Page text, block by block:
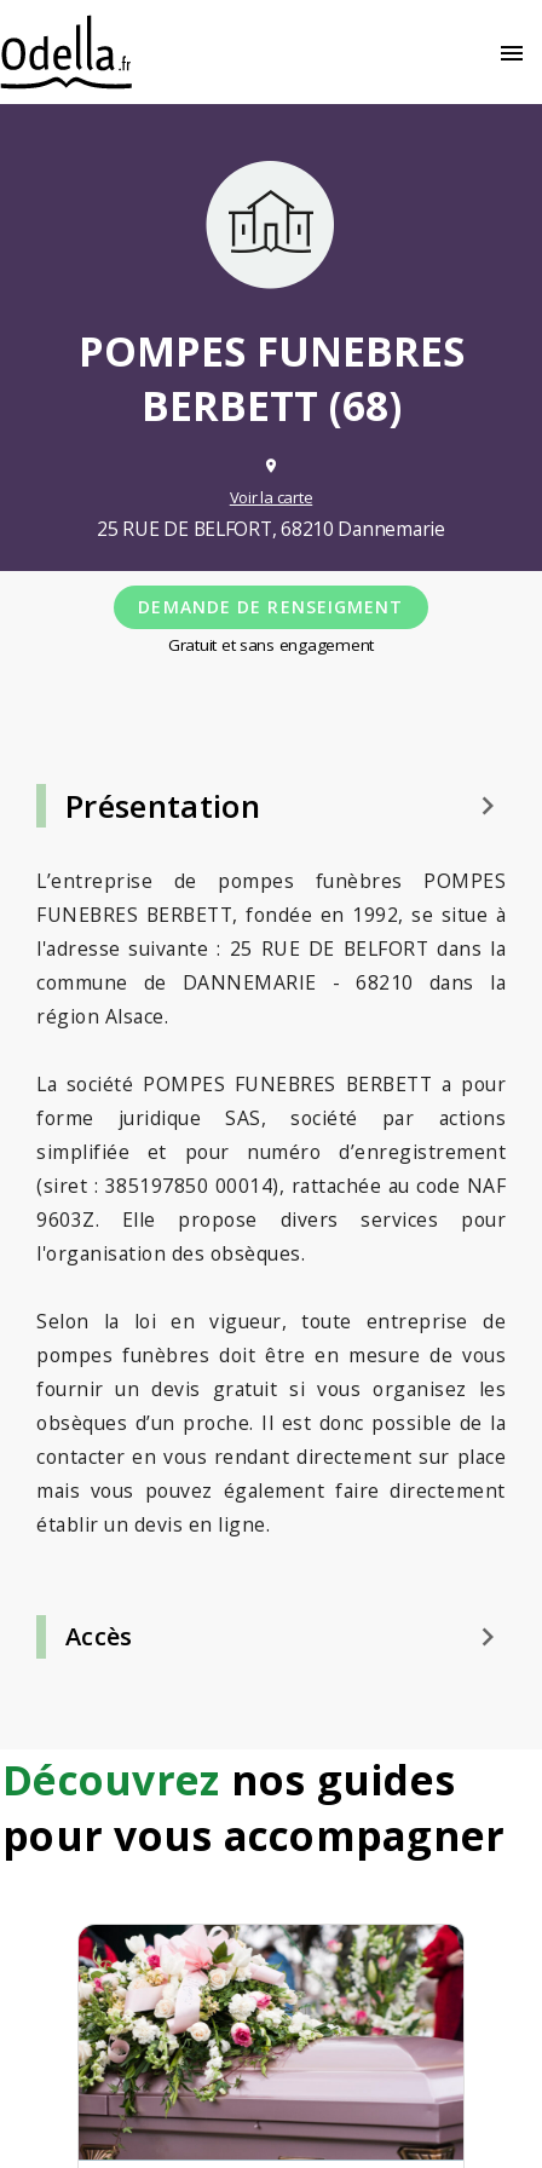
menu
POMPES FUNEBRES
BERBETT (68)
place
Voir la carte
25 RUE DE BELFORT, 68210 Dannemarie
DEMANDE DE RENSEIGMENT
Gratuit et sans engagement
Présentation keyboard_arrow_right
L’entreprise de pompes funèbres POMPES
FUNEBRES BERBETT, fondée en 1992, se situe à
l'adresse suivante : 25 RUE DE BELFORT dans la
commune de DANNEMARIE - 68210 dans la
région Alsace.
La société POMPES FUNEBRES BERBETT a pour
forme juridique SAS, société par actions
simplifiée et pour numéro d’enregistrement
(siret : 385197850 00014), rattachée au code NAF
9603Z. Elle propose divers services pour
l'organisation des obsèques.
Selon la loi en vigueur, toute entreprise de
pompes funèbres doit être en mesure de vous
fournir un devis gratuit si vous organisez les
obsèques d’un proche. Il est donc possible de la
contacter en vous rendant directement sur place
mais vous pouvez également faire directement
établir un devis en ligne.
Accès keyboard_arrow_right
Découvrez nos guides
pour vous accompagner